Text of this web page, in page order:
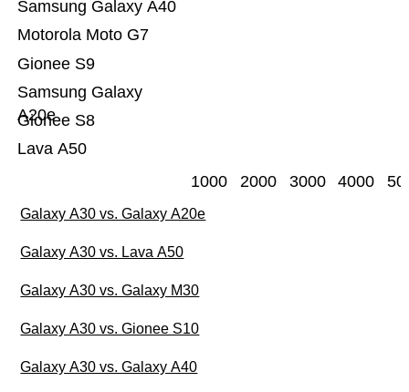
Lava A50
Gionee S8
Samsung Galaxy
A20e
Gionee S9
Motorola Moto G7
Samsung Galaxy A40
1000 2000 3000 4000
Galaxy A30 vs. Galaxy A20e
Galaxy A30 vs. Lava A50
Galaxy A30 vs. Galaxy M30
Galaxy A30 vs. Gionee S10
Galaxy A30 vs. Galaxy A40